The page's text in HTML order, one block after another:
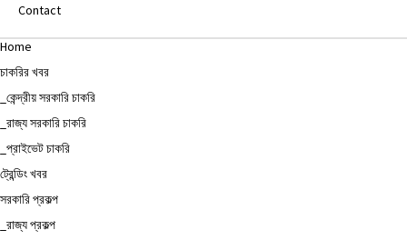
Contact
Home
চাকরির খবর
_কেন্দ্রীয় সরকারি চাকরি
_রাজ্য সরকারি চাকরি
_প্রাইভেট চাকরি
ট্রেন্ডিং খবর
সরকারি প্রকল্প
_রাজ্য প্রকল্প